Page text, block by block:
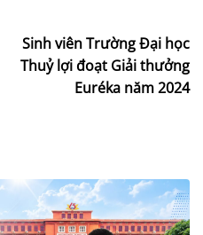
Sinh viên Trường Đại học
Thuỷ lợi đoạt Giải thưởng
Euréka năm 2024